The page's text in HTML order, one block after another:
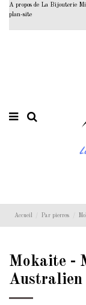
A propos de La Bijouterie
plan-site
Accueil Par pierres
Mokaite -
Australien